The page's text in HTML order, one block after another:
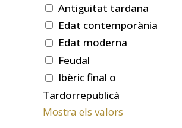
Antiguitat tardana
Edat contemporània
Edat moderna
Feudal
Ibèric final o
Tardorrepublicà
Mostra els valors